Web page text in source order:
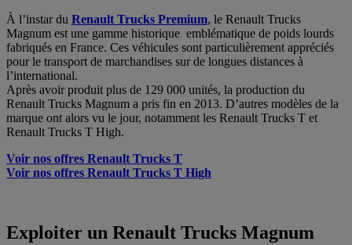
À l’instar du Renault Trucks Premium, le Renault Trucks
Magnum est une gamme historique emblématique de poids lourds
fabriqués en France. Ces véhicules sont particulièrement appréciés
pour le transport de marchandises sur de longues distances à
l’international.
Après avoir produit plus de 129 000 unités, la production du
Renault Trucks Magnum a pris fin en 2013. D’autres modèles de la
marque ont alors vu le jour, notamment les Renault Trucks T et
Renault Trucks T High.
Voir nos offres Renault Trucks T
Voir nos offres Renault Trucks T High
Exploiter un Renault Trucks Magnum